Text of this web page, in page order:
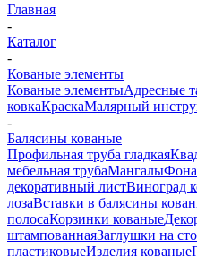
Главная
-
Каталог
-
Кованые элементы
Кованые элементыАдресные
ковкаКраскаМалярный
-
Балясины кованые
Профильная труба гладкая
мебельная трубаМангалы
декоративный листВиноград
лозаВставки в балясины
полосаКорзинки кованые
штампованнаяЗаглушки на
пластиковыеИзделия кованые